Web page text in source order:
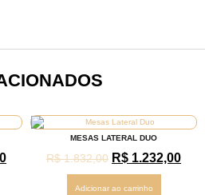
MESAS LATERAL DUO
R$1.832,00 R$ 1.232,00
Adicionar ao carrinho